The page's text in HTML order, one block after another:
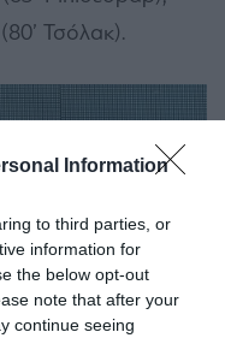
Information
to third parties, or
information for
the below opt-out
note that after your
continue seeing
Τσόλακ).